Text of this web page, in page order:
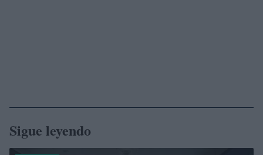
Sigue leyendo